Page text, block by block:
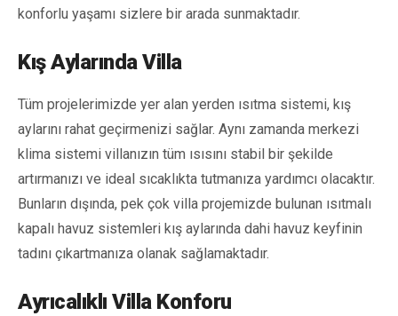
konforlu yaşamı sizlere bir arada sunmaktadır.
Kış Aylarında Villa
Tüm projelerimizde yer alan yerden ısıtma sistemi, kış
aylarını rahat geçirmenizi sağlar. Aynı zamanda merkezi
klima sistemi villanızın tüm ısısını stabil bir şekilde
artırmanızı ve ideal sıcaklıkta tutmanıza yardımcı olacaktır.
Bunların dışında, pek çok villa projemizde bulunan ısıtmalı
kapalı havuz sistemleri kış aylarında dahi havuz keyfinin
tadını çıkartmanıza olanak sağlamaktadır.
Ayrıcalıklı Villa Konforu